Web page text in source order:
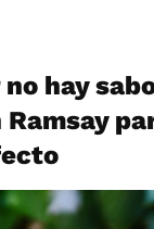
hay
Ramsay